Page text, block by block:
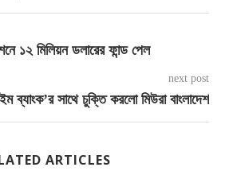
১২ মিলিয়ন ডলারের ফান্ড পেল
next post
ব্যাংক’র সাথে চুক্তি করলো মিউরা বাংলাদেশ
ARTICLES